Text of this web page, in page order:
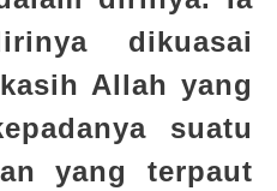
dikuasai
Allah yang
suatu
yang terpaut